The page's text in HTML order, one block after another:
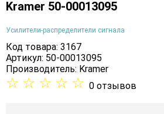
Kramer 50-00013095
Усилители-распределители сигнала
Код товара: 3167
Артикул: 50-00013095
Производитель: Kramer
☆ ☆ ☆ ☆ ☆ 0 отзывов